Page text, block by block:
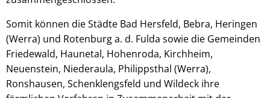
Somit können die Städte Bad Hersfeld, Bebra, Heringen
(Werra) und Rotenburg a. d. Fulda sowie die Gemeinden
Friedewald, Haunetal, Hohenroda, Kirchheim,
Neuenstein, Niederaula, Philippsthal (Werra),
Ronshausen, Schenklengsfeld und Wildeck ihre